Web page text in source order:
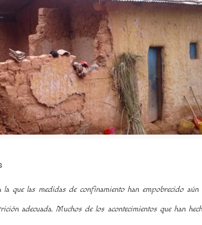
que las medidas de confinamiento han empobrecido aún
adecuada. Muchos de los acontecimientos que han